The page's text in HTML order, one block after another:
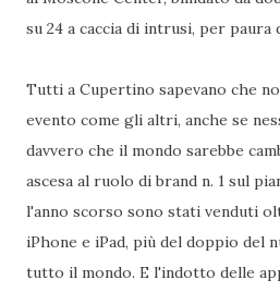
su 24 a caccia di intrusi, per
Tutti a Cupertino sapevano che
evento come gli altri, anche se
davvero che il mondo sarebbe
ascesa al ruolo di brand n. 1 sul
l'anno scorso sono stati venduti
iPhone e iPad, più del doppio del
tutto il mondo. E l'indotto delle